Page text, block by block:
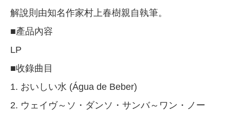
解說則由知名作家村上春樹親自執筆。
■產品內容
LP
■收錄曲目
1. おいしい水 (Água de Beber)
2. ウェイヴ～ソ・ダンソ・サンバ～ワン・ノー